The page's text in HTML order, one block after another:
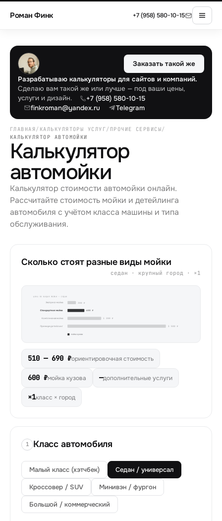
Роман Финк +7 (958) 580-10-15
Разрабатываю калькуляторы для сайтов и компаний.
Сделаю вам такой же или лучше — под ваши цены,
услуги и дизайн.
+7 (958) 580-10-15
finkroman@yandex.ru
Telegram
Заказать такой же
ГЛАВНАЯ/ КАЛЬКУЛЯТОРЫ УСЛУГ/ ПРОЧИЕ СЕРВИСЫ/
КАЛЬКУЛЯТОР АВТОМОЙКИ
Калькулятор
автомойки
Калькулятор стоимости автомойки онлайн.
Рассчитайте стоимость мойки и детейлинга
автомобиля с учётом класса машины и типа
обслуживания.
Сколько стоят разные виды мойки
седан · крупный город · ×1
ЦЕНА ПО ВИДАМ МОЙКИ — СЕДАН
Экспресс-мойка 300 ₽
Стандартная мойка 600 ₽
Комплексная мойка 1 200 ₽
Премиум детейлинг 3 500 ₽
мойка кузова
510 — 690 ₽ориентировочная стоимость
600 ₽мойка кузова —дополнительные услуги
×1класс × город
1 Класс автомобиля
Малый класс (хэтчбек) Седан / универсал
Кроссовер / SUV Минивэн / фургон
Большой / коммерческий